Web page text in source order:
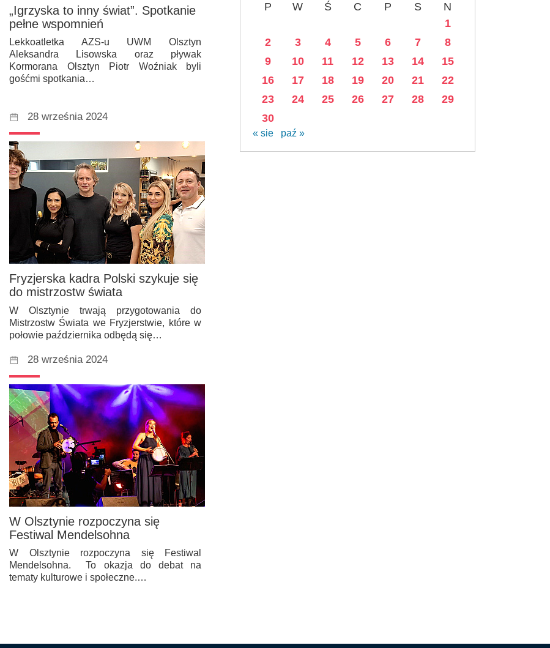
„Igrzyska to inny świat”. Spotkanie
pełne wspomnień
Lekkoatletka AZS-u UWM Olsztyn
Aleksandra Lisowska oraz pływak
Kormorana Olsztyn Piotr Woźniak byli
gośćmi spotkania…
28 września 2024
Fryzjerska kadra Polski szykuje się
do mistrzostw świata
W Olsztynie trwają przygotowania do
Mistrzostw Świata we Fryzjerstwie, które w
połowie października odbędą się…
28 września 2024
W Olsztynie rozpoczyna się
Festiwal Mendelsohna
W Olsztynie rozpoczyna się Festiwal
Mendelsohna. To okazja do debat na
tematy kulturowe i społeczne.…
P W Ś C P S
N
1
2
3 4 5 6 7
8
9
10 11 12 13 14
15
16
17 18 19 20 21
22
23
24 25 26 27 28
29
30
« sie paź »